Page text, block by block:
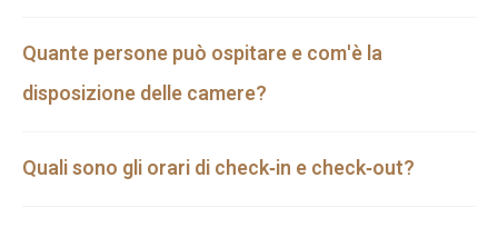
Quante persone può ospitare e com'è la
disposizione delle camere?
Quali sono gli orari di check‑in e check‑out?